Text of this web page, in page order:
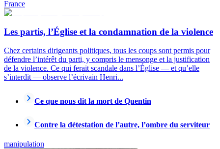
France
Les partis, l’Église et la condamnation de la violence
Chez certains dirigeants politiques, tous les coups sont permis pour
défendre l’intérêt du parti, y compris le mensonge et la justification
de la violence. Ce qui ferait scandale dans l’Église — et qu’elle
s’interdit — observe l’écrivain Henri...
Ce que nous dit la mort de Quentin
Contre la détestation de l’autre, l’ombre du serviteur
manipulation